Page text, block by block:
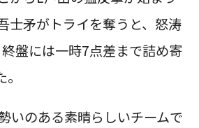
士矛がトライを奪うと、怒涛
盤には一時7点差まで詰め寄
いのある素晴らしいチームで